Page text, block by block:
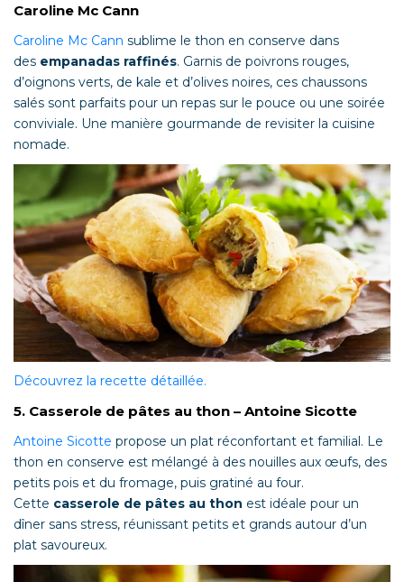
Caroline Mc Cann
Caroline Mc Cann sublime le thon en conserve dans
des empanadas raffinés. Garnis de poivrons rouges,
d’oignons verts, de kale et d’olives noires, ces chaussons
salés sont parfaits pour un repas sur le pouce ou une soirée
conviviale. Une manière gourmande de revisiter la cuisine
nomade.
Découvrez la recette détaillée.
5. Casserole de pâtes au thon – Antoine Sicotte
Antoine Sicotte propose un plat réconfortant et familial. Le
thon en conserve est mélangé à des nouilles aux œufs, des
petits pois et du fromage, puis gratiné au four.
Cette casserole de pâtes au thon est idéale pour un
dîner sans stress, réunissant petits et grands autour d’un
plat savoureux.